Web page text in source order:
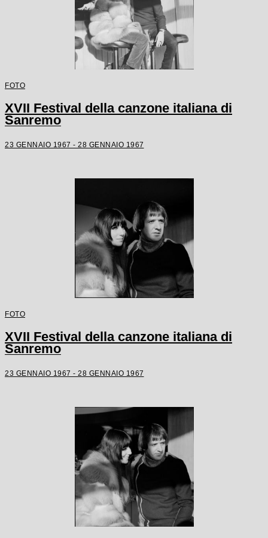
FOTO
XVII Festival della canzone italiana di
Sanremo
23 GENNAIO 1967 - 28 GENNAIO 1967
FOTO
XVII Festival della canzone italiana di
Sanremo
23 GENNAIO 1967 - 28 GENNAIO 1967